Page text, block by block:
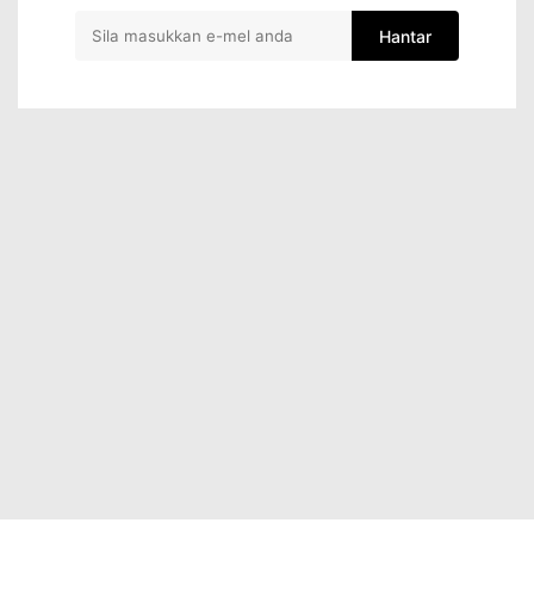
Hantar